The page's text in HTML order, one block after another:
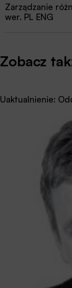
Zarządzanie
wer. PL ENG
Zobacz
Uaktualnienie: